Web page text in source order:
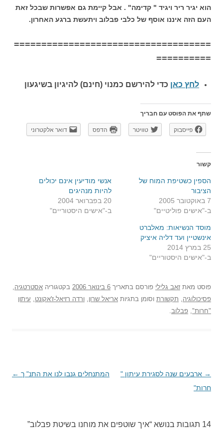
הוא יגיר ריר ויגיד " קדימה" . אבל קיימת גם אפשרות שבכל זאת
העם הזה איננו אוסף של כלבי פבלוב ויתעשת ברגע האחרון.
====================================
==========
לחץ כאן כדי להירשם כמנוי (חינם) להיגיון בשיגעון
שתף את הפוסט עם חבריך
פייסבוק טוויטר הדפס דואר אלקטרוני
קשור
הספין כשטיפת המוח של
הציבור
7 באוקטובר 2005
ב-"אישים פוליטיים"
אנשי מודיעין אינם יכולים
להיות מנהיגים
20 בפברואר 2004
ב-"אישים היסטוריים"
מוסד הנשיאות: מאלברט
אינשטיין ועד דליה איציק
25 במרץ 2014
ב-"אישים היסטוריים"
פוסט מאת זאב גלילי פורסם בתאריך 6 בינואר 2006 בקטגוריה אסטרטגיה
פסיכולוגיה
תקשורת וסומן בתגיות אריאל שרון ורדה רזיאל-ז'אקונט
עיתון
"חרות" פבלוב
ניווט
בפוסטים
→ ארבעים שנה לסגירת עיתון "
חרות"
המתנחלים גנבו לנו את התנ" ך ←
14 תגובות בנושא “ איך שוטפים את מוחנו בשיטת פבלוב”